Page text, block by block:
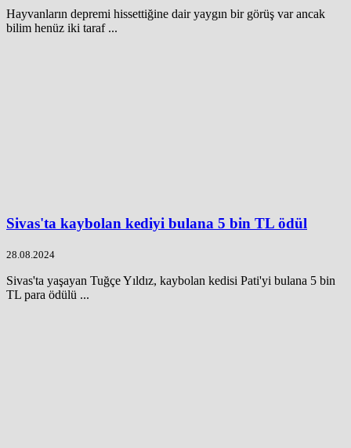
Hayvanların depremi hissettiğine dair yaygın bir görüş var ancak
bilim henüz iki taraf ...
Sivas'ta kaybolan kediyi bulana 5 bin TL ödül
28.08.2024
Sivas'ta yaşayan Tuğçe Yıldız, kaybolan kedisi Pati'yi bulana 5 bin
TL para ödülü ...